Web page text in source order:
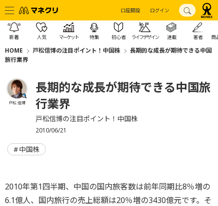
口座開設 ログイン
新着 人気 マーケット 特集 初心者 ライフデザイン 連載 著者 商
HOME 戸松信博の注目ポイント！中国株
長期的な成長が期待できる中国
旅行業界
戸松 信博
長期的な成長が期待できる中国旅
行業界
戸松信博の注目ポイント！中国株
2010/06/21
中国株
2010年第1四半期、中国の国内旅客数は前年同期比8％増の
6.1億人、国内旅行の売上総額は20％増の3430億元です。そ